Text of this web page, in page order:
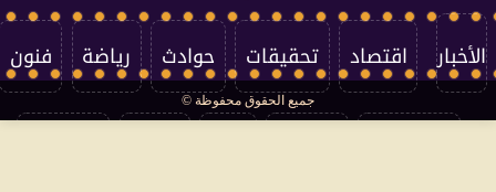
الأخبار اقتصاد تحقيقات حوادث رياضة فنون
جميع الحقوق محفوظة ©